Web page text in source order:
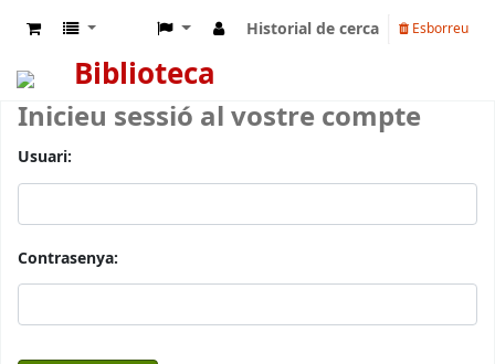
Historial de cerca Esborreu
Biblioteca
Inicieu sessió al vostre compte
Usuari:
Contrasenya: